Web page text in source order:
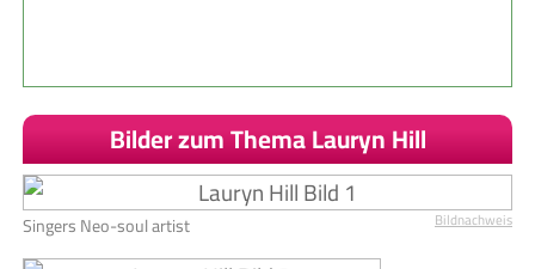
Bilder zum Thema Lauryn Hill
Bildnachweis
Singers Neo-soul artist